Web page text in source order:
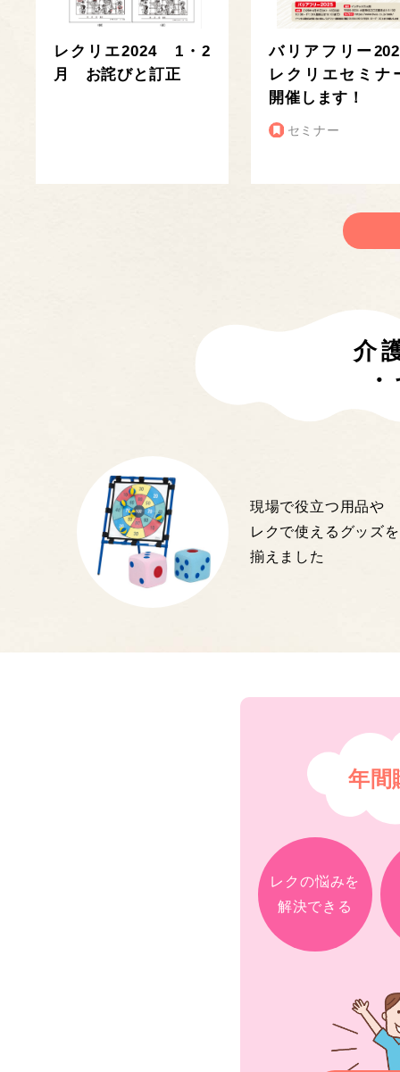
レクリエ2024 1・2
月 お詫びと訂正
バリアフリー
レクリエセミナ
開催します！
セミナー
介
現場で役立つ用品や
レクで使えるグッズを
揃えました
年間
レクの悩みを
解決できる